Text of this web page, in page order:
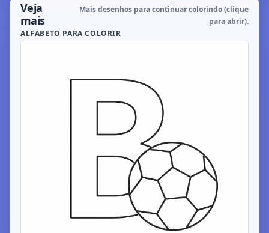
Veja
mais
Mais desenhos para continuar colorindo (clique
para abrir).
ALFABETO PARA COLORIR